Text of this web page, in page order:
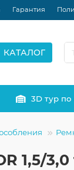
Гарантия
КАТАЛОГ
3D тур по
1,5/